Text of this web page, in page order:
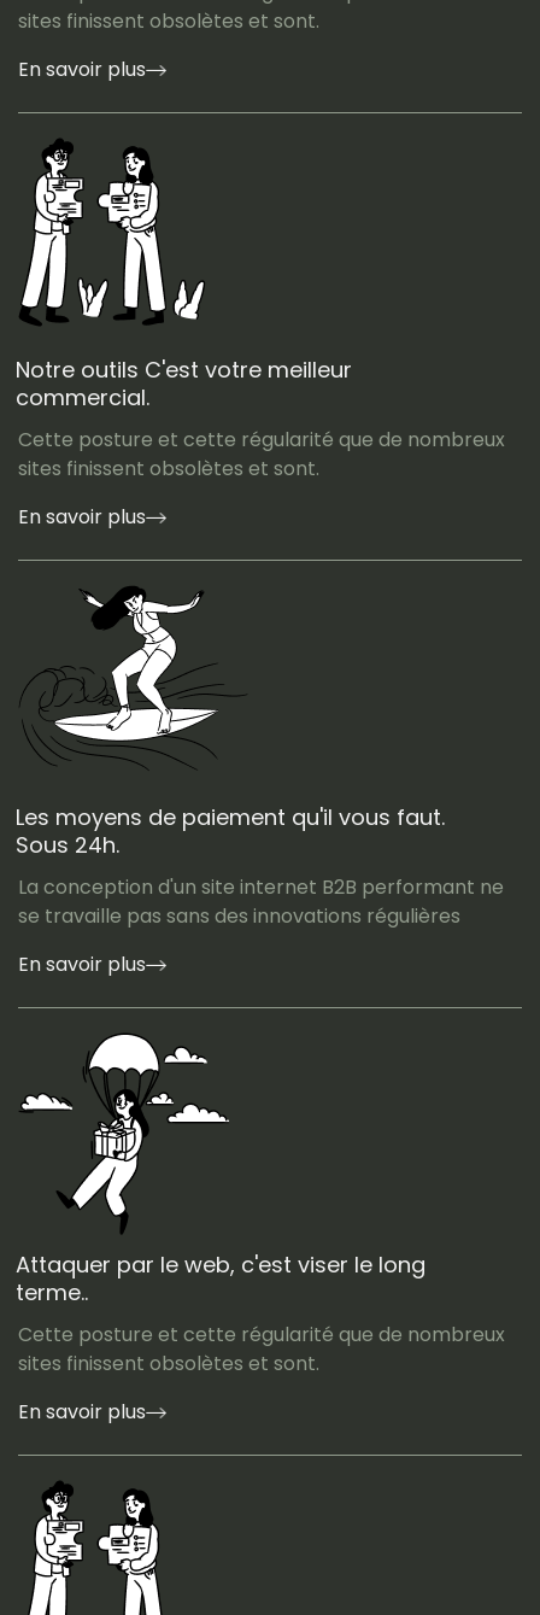
sites finissent obsolètes et sont.
En savoir plus
Notre outils C'est votre meilleur
commercial.
Cette posture et cette régularité que de nombreux
sites finissent obsolètes et sont.
En savoir plus
Les moyens de paiement qu'il vous faut.
Sous 24h.
La conception d'un site internet B2B performant ne
se travaille pas sans des innovations régulières
En savoir plus
Attaquer par le web, c'est viser le long
terme..
Cette posture et cette régularité que de nombreux
sites finissent obsolètes et sont.
En savoir plus